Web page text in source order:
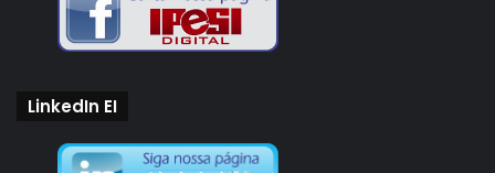
LinkedIn EI